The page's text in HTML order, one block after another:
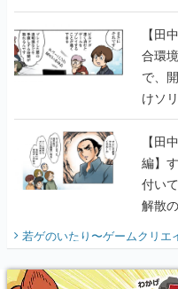
のい
【田
合環
で、
けソ
に行
【田
編】
付い
解散
『少
り】
若ゲのいたり〜ゲームクリエ